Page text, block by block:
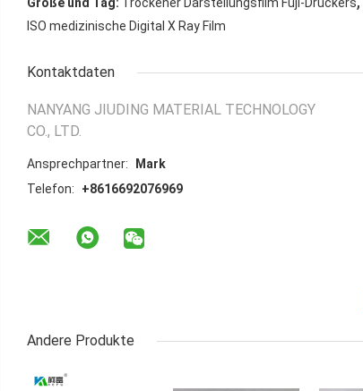
Größe und Tag: Trockener Darstellungsfilm Fuji-Druckers
ISO medizinische Digital X Ray Film
Kontaktdaten
NANYANG JIUDING MATERIAL TECHNOLOGY
CO., LTD.
Ansprechpartner:
Mark
Telefon:
+8616692076969
Andere Produkte